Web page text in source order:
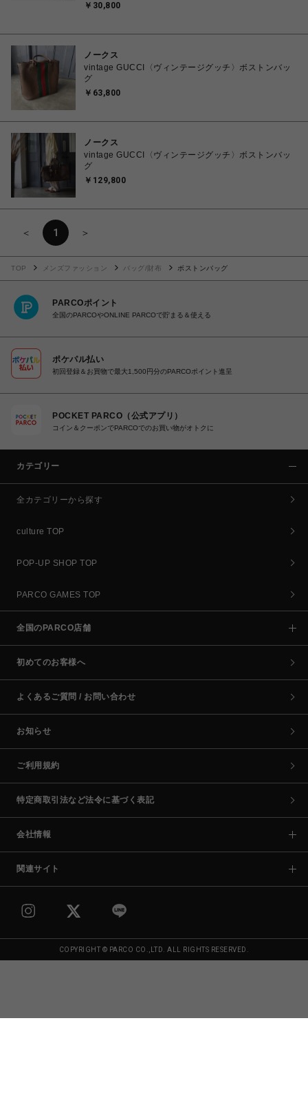
￥30,800
ノークス
vintage GUCCI〈ヴィンテージグッチ〉ボストンバッ
グ
￥63,800
ノークス
vintage GUCCI〈ヴィンテージグッチ〉ボストンバッ
グ
￥129,800
＜ 1 ＞
TOP メンズファッション バッグ/財布 ボストンバッグ
PARCOポイント
全国のPARCOやONLINE PARCOで貯まる＆使える
ポケパル払い
初回登録＆お買物で最大1,500円分のPARCOポイント進呈
POCKET PARCO（公式アプリ）
コイン＆クーポンでPARCOでのお買い物がオトクに
カテゴリー
全カテゴリーから探す
culture TOP
POP-UP SHOP TOP
PARCO GAMES TOP
全国のPARCO店舗
初めてのお客様へ
よくあるご質問 / お問い合わせ
お知らせ
ご利用規約
特定商取引法など法令に基づく表記
会社情報
関連サイト
COPYRIGHT © PARCO CO.,LTD. ALL RIGHTS RESERVED.